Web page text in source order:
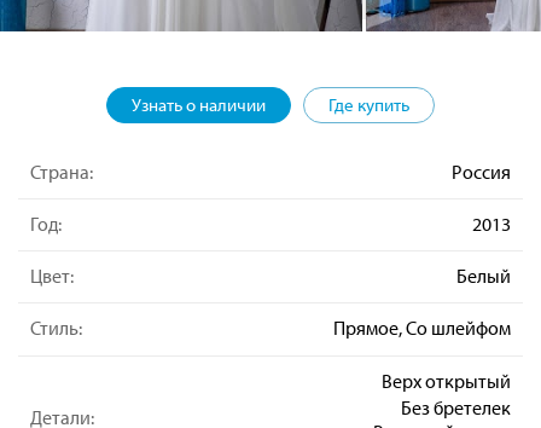
Узнать о наличии Где купить
Страна: Россия
Год: 2013
Цвет: Белый
Стиль: Прямое, Со шлейфом
Детали:
Верх открытый
Без бретелек